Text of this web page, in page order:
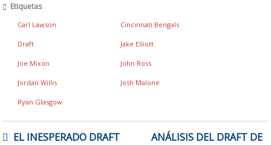
Etiquetas
Carl Lawson Cincinnati Bengals
Draft Jake Elliott
Joe Mixon John Ross
Jordan Willis Josh Malone
Ryan Glasgow
DEEL INESPERADO DRAFT
ANÁLISIS DEL DRAFT DE